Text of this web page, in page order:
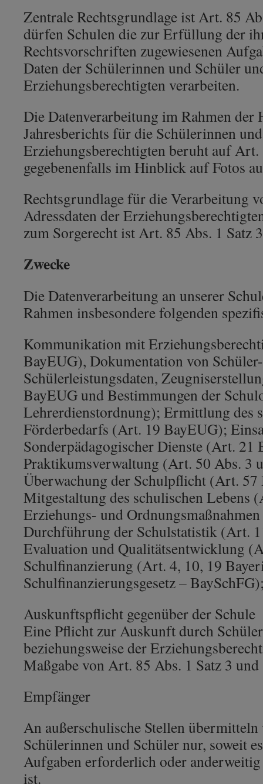
Zentrale Rechtsgrundlage ist Art. 85
dürfen Schulen die zur Erfüllung der
Rechtsvorschriften zugewiesenen
Daten der Schülerinnen und Schüler
Erziehungsberechtigten verarbeiten.
Die Datenverarbeitung im Rahmen der
Jahresberichts für die Schülerinnen
Erziehungsberechtigten beruht auf
gegebenenfalls im Hinblick auf Fotos
Rechtsgrundlage für die Verarbeitung
Adressdaten der
zum Sorgerecht ist Art. 85 Abs. 1 Satz
Zwecke
Die Datenverarbeitung an unserer
Rahmen insbesondere folgenden
Kommunikation mit
BayEUG), Dokumentation von
Schülerleistungsdaten,
BayEUG und Bestimmungen der
Lehrerdienstordnung); Ermittlung des
Förderbedarfs (Art. 19 BayEUG);
Sonderpädagogischer Dienste (Art. 21
Praktikumsverwaltung (Art. 50 Abs. 3
Überwachung der Schulpflicht (Art.
Mitgestaltung des schulischen Lebens
Erziehungs- und
Durchführung der Schulstatistik (Art.
Evaluation und Qualitätsentwicklung
Schulfinanzierung (Art. 4, 10, 19
Schulfinanzierungsgesetz –
Auskunftspflicht gegenüber der Schule
Eine Pflicht zur Auskunft durch
beziehungsweise der
Maßgabe von Art. 85 Abs. 1 Satz 3
Empfänger
An außerschulische Stellen
Schülerinnen und Schüler nur, soweit
Aufgaben erforderlich oder anderweitig
ist.